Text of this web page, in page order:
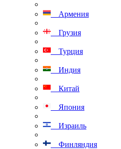
Армения
Грузия
Турция
Индия
Китай
Япония
Израиль
Финляндия